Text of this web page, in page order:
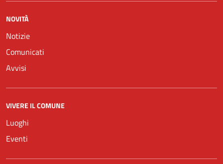
NOVITÀ
Notizie
Comunicati
Avvisi
VIVERE IL COMUNE
Luoghi
Eventi